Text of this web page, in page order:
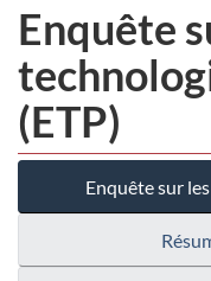
Enquête
(ETP)
Enquête sur